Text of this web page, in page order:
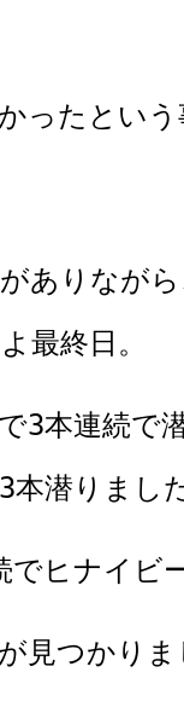
ったとい
ありなが
最終日。
3本連続で
本潜りまし
でヒナイビ
見つかり